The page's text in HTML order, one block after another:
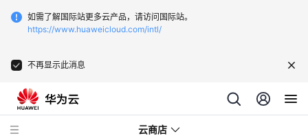
如需了解国际站更多云产品，请访问国际站。
https://www.huaweicloud.com/intl/
不再显示此消息
云商店